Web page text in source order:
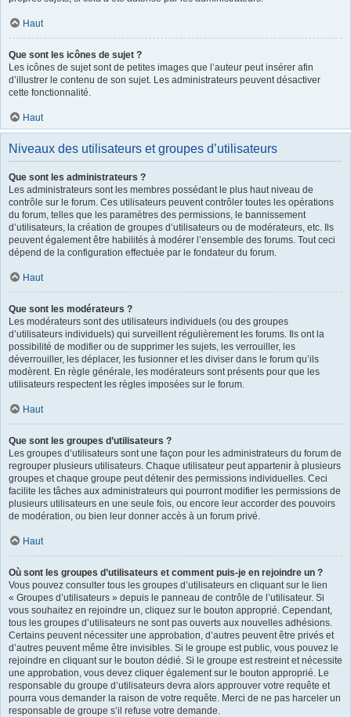
Haut
Que sont les icônes de sujet ?
Les icônes de sujet sont de petites images que l’auteur peut insérer afin
d’illustrer le contenu de son sujet. Les administrateurs peuvent désactiver
cette fonctionnalité.
Haut
Niveaux des utilisateurs et groupes d’utilisateurs
Que sont les administrateurs ?
Les administrateurs sont les membres possédant le plus haut niveau de
contrôle sur le forum. Ces utilisateurs peuvent contrôler toutes les opérations
du forum, telles que les paramètres des permissions, le bannissement
d’utilisateurs, la création de groupes d’utilisateurs ou de modérateurs, etc. Ils
peuvent également être habilités à modérer l’ensemble des forums. Tout ceci
dépend de la configuration effectuée par le fondateur du forum.
Haut
Que sont les modérateurs ?
Les modérateurs sont des utilisateurs individuels (ou des groupes
d’utilisateurs individuels) qui surveillent régulièrement les forums. Ils ont la
possibilité de modifier ou de supprimer les sujets, les verrouiller, les
déverrouiller, les déplacer, les fusionner et les diviser dans le forum qu’ils
modèrent. En règle générale, les modérateurs sont présents pour que les
utilisateurs respectent les règles imposées sur le forum.
Haut
Que sont les groupes d’utilisateurs ?
Les groupes d’utilisateurs sont une façon pour les administrateurs du forum de
regrouper plusieurs utilisateurs. Chaque utilisateur peut appartenir à plusieurs
groupes et chaque groupe peut détenir des permissions individuelles. Ceci
facilite les tâches aux administrateurs qui pourront modifier les permissions de
plusieurs utilisateurs en une seule fois, ou encore leur accorder des pouvoirs
de modération, ou bien leur donner accès à un forum privé.
Haut
Où sont les groupes d’utilisateurs et comment puis-je en rejoindre un ?
Vous pouvez consulter tous les groupes d’utilisateurs en cliquant sur le lien
« Groupes d’utilisateurs » depuis le panneau de contrôle de l’utilisateur. Si
vous souhaitez en rejoindre un, cliquez sur le bouton approprié. Cependant,
tous les groupes d’utilisateurs ne sont pas ouverts aux nouvelles adhésions.
Certains peuvent nécessiter une approbation, d’autres peuvent être privés et
d’autres peuvent même être invisibles. Si le groupe est public, vous pouvez le
rejoindre en cliquant sur le bouton dédié. Si le groupe est restreint et nécessite
une approbation, vous devez cliquer également sur le bouton approprié. Le
responsable du groupe d’utilisateurs devra alors approuver votre requête et
pourra vous demander la raison de votre requête. Merci de ne pas harceler un
responsable de groupe s’il refuse votre demande.